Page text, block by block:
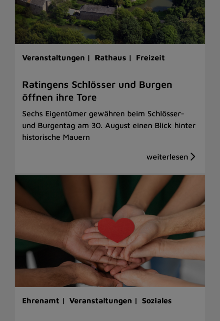
Veranstaltungen | Rathaus | Freizeit
Ratingens Schlösser und Burgen
öffnen ihre Tore
Sechs Eigentümer gewähren beim Schlösser-
und Burgentag am 30. August einen Blick hinter
historische Mauern
Ehrenamt | Veranstaltungen | Soziales